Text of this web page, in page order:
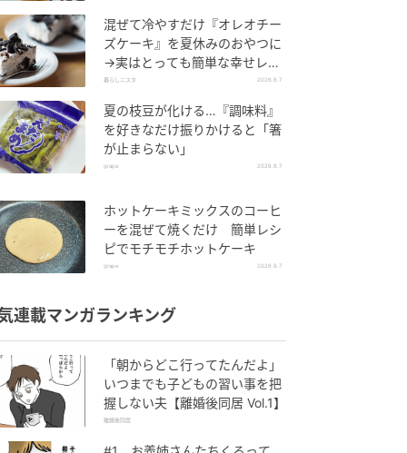
混ぜて冷やすだけ『オレオチー
ズケーキ』を夏休みのおやつに
→実はとっても簡単な幸せレシ
ピに挑戦♡
暮らしニスタ 2026.8.7
夏の枝豆が化ける…『調味料』
を好きなだけ振りかけると「箸
が止まらない」
grape 2026.8.7
ホットケーキミックスのコーヒ
ーを混ぜて焼くだけ 簡単レシ
ピでモチモチホットケーキ
grape 2026.8.7
連載マンガランキング
「朝からどこ行ってたんだよ」
いつまでも子どもの習い事を把
握しない夫【離婚後同居 Vol.1】
離婚後同居